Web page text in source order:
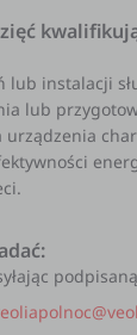
lub instalacji
lub
urządzenia